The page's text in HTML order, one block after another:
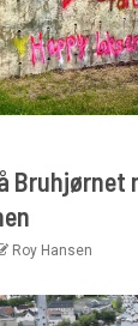
Bruhjørnet
Roy Hansen